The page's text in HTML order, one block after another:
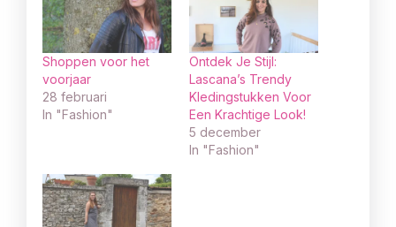
Shoppen voor het
voorjaar
28 februari
In "Fashion"
Ontdek Je Stijl:
Lascana’s Trendy
Kledingstukken Voor
Een Krachtige Look!
5 december
In "Fashion"